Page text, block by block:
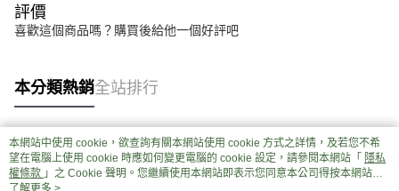
評價
喜歡這個商品嗎？購買後給他一個好評吧
本分類熱銷全站排行
熱門標籤
本網站中使用 cookie，欲查詢有關本網站使用 cookie 方式之詳情，及若您不希
望在電腦上使用 cookie 時應如何變更電腦的 cookie 設定，請參閱本網站「 隱私
權條款 」之 Cookie 聲明。您繼續使用本網站即表示您同意本公司得按本網站使
用條款之 Cookie 聲明使用 cookie。
了解更多 >